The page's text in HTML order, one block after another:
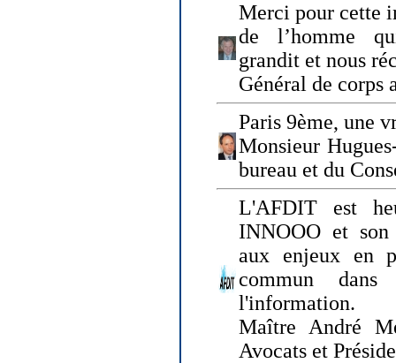
Merci pour cette
de l’homme
grandit et nous
Général de corps
Paris 9ème, une
Monsieur
bureau et du
L'AFDIT est
INNOOO et
aux enjeux en
commun
l'information.
Maître André
Avocats et